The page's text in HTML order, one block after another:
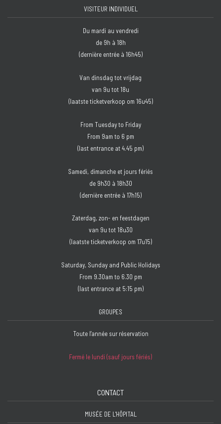
VISITEUR INDIVIDUEL
Du mardi au vendredi
de 9h à 18h
(dernière entrée à 16h45)
Van dinsdag tot vrijdag
van 9u tot 18u
(laatste ticketverkoop om 16u45)
From Tuesday to Friday
From 9am to 6 pm
(last entrance at 4.45 pm)
Samedi, dimanche et jours fériés
de 9h30 à 18h30
(dernière entrée à 17h15)
Zaterdag, zon- en feestdagen
van 9u tot 18u30
(laatste ticketverkoop om 17u15)
Saturday, Sunday and Public Holidays
From 9.30am to 6.30 pm
(last entrance at 5:15 pm)
GROUPES
Toute l’année sur réservation
Fermé le lundi (sauf jours fériés)
CONTACT
MUSÉE DE L'HÔPITAL